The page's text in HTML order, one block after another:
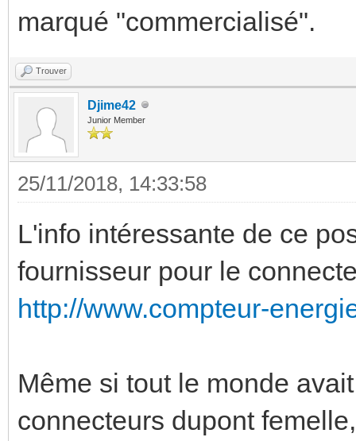
marqué "commercialisé".
Trouver
Djime42
Junior Member
25/11/2018, 14:33:58
L'info intéressante de ce
fournisseur pour le
http://www.compteur-
Même si tout le monde
connecteurs dupont